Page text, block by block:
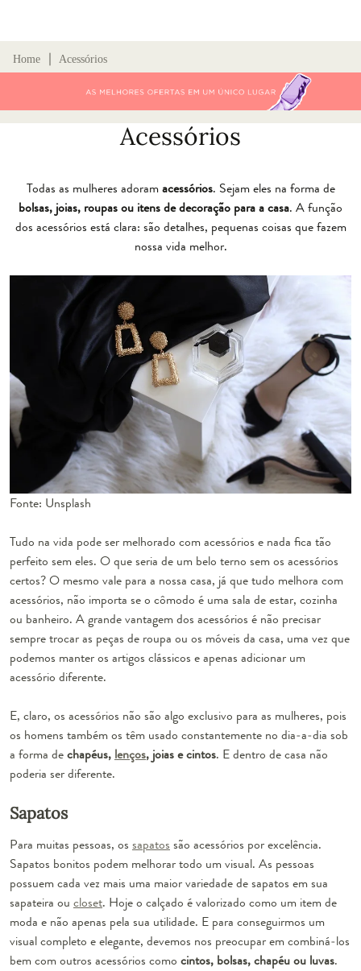
Home Acessórios
Acessórios
Todas as mulheres adoramacessórios. Sejam eles na forma de
bolsas, joias, roupas ou itens de decoração para a casa. A função
dos acessórios está clara: são detalhes, pequenas coisas que fazem
nossa vida melhor.
Fonte: Unsplash
Tudo na vida pode ser melhorado com acessórios e nada fica tão
perfeito sem eles. O que seria de um belo terno sem os acessórios
certos? O mesmo vale para a nossa casa, já que tudo melhora com
acessórios, não importa se o cômodo é uma sala de estar, cozinha
ou banheiro. A grande vantagem dos acessórios é não precisar
sempre trocar as peças de roupa ou os móveis da casa, uma vez que
podemos manter os artigos clássicos e apenas adicionar um
acessório diferente.
E, claro, os acessórios não são algo exclusivo para as mulheres, pois
os homens também os têm usado constantemente no dia-a-dia sob
a forma dechapéus, lenços, joias e cintos. E dentro de casa não
poderia ser diferente.
Sapatos
Para muitas pessoas, os sapatos são acessórios por excelência.
Sapatos bonitos podem melhorar todo um visual. As pessoas
possuem cada vez mais uma maior variedade de sapatos em sua
sapateira ou closet. Hoje o calçado é valorizado como um item de
moda e não apenas pela sua utilidade. E para conseguirmos um
visual completo e elegante, devemos nos preocupar em combiná-los
bem com outros acessórios como cintos, bolsas, chapéu ou luvas.